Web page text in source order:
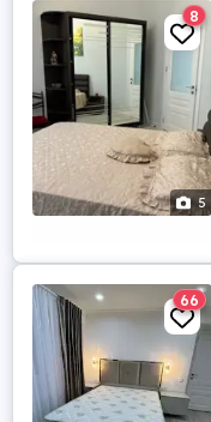
5
8
66